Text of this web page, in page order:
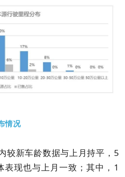
情况
较新车龄数据与上月持平，5
表现也与上月一致；其中，1